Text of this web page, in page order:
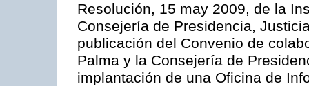
Resolución, 15 may 2009, de la
Consejería de Presidencia,
publicación del Convenio de
Palma y la Consejería de
implantación de una Oficina de